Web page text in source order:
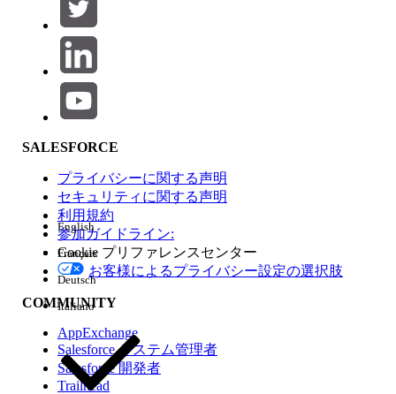
製品エリア
機能の影響
エディション
環境
SALESFORCE
プライバシーに関する声明
セキュリティに関する声明
利用規約
参加ガイドライン:
Cookie プリファレンスセンター
お客様によるプライバシー設定の選択肢
COMMUNITY
AppExchange
Salesforce システム管理者
Salesforce 開発者
Trailhead
English
Français
Deutsch
Italiano